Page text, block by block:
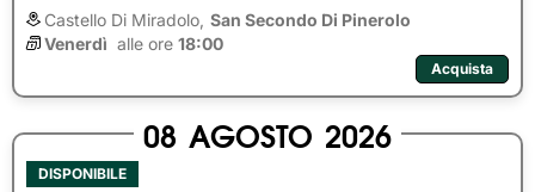
Castello Di Miradolo, San Secondo Di Pinerolo
Venerdì alle ore 18:00
Acquista
08 AGOSTO 2026
DISPONIBILE